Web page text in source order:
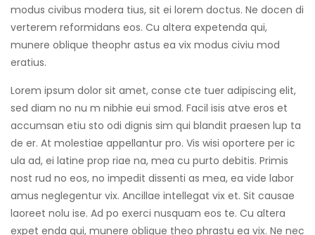
modus civibus modera tius, sit ei lorem doctus. Ne docen di
verterem reformidans eos. Cu altera expetenda qui,
munere oblique theophr astus ea vix modus civiu mod
eratius.
Lorem ipsum dolor sit amet, conse cte tuer adipiscing elit,
sed diam no nu m nibhie eui smod. Facil isis atve eros et
accumsan etiu sto odi dignis sim qui blandit praesen lup ta
de er. At molestiae appellantur pro. Vis wisi oportere per ic
ula ad, ei latine prop riae na, mea cu purto debitis. Primis
nost rud no eos, no impedit dissenti as mea, ea vide labor
amus neglegentur vix. Ancillae intellegat vix et. Sit causae
laoreet nolu ise. Ad po exerci nusquam eos te. Cu altera
expet enda qui, munere oblique theo phrastu ea vix. Ne nec